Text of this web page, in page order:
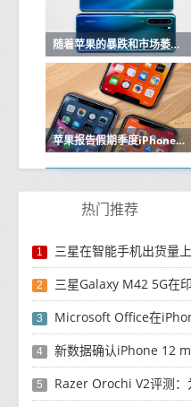
随着苹果的暴跌和市场萎缩，华为在中国保持强大
苹果报告假期季度iPhone销售强劲
热门推荐
1 三星在智能手机出货量
2 三星Galaxy M42 5G在
3 Microsoft Office在
4 新数据确认iPhone 12
5 Razer Orochi V2评测